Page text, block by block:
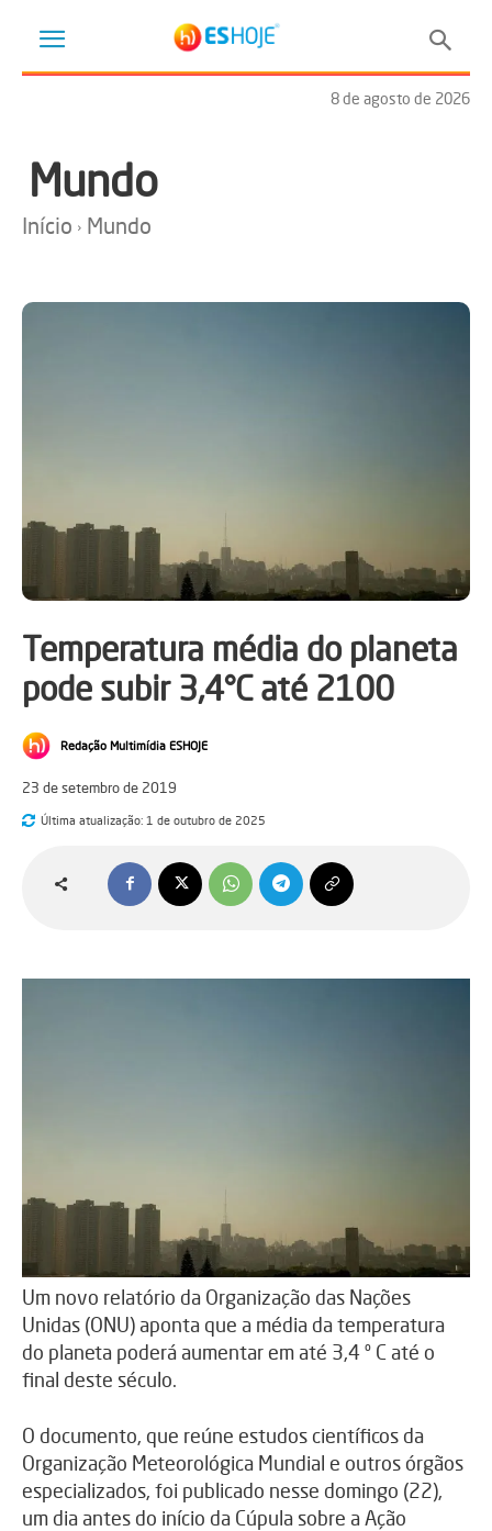
8 de agosto de 2026
Mundo
Início Mundo
Temperatura média do planeta
pode subir 3,4°C até 2100
Redação Multimídia ESHOJE
23 de setembro de 2019
Última atualização: 1 de outubro de 2025
Um novo relatório da Organização das Nações
Unidas (ONU) aponta que a média da temperatura
do planeta poderá aumentar em até 3,4 º C até o
final deste século.
O documento, que reúne estudos científicos da
Organização Meteorológica Mundial e outros órgãos
especializados, foi publicado nesse domingo (22),
um dia antes do início da Cúpula sobre a Ação